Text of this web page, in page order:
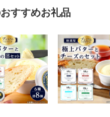
すめお礼品